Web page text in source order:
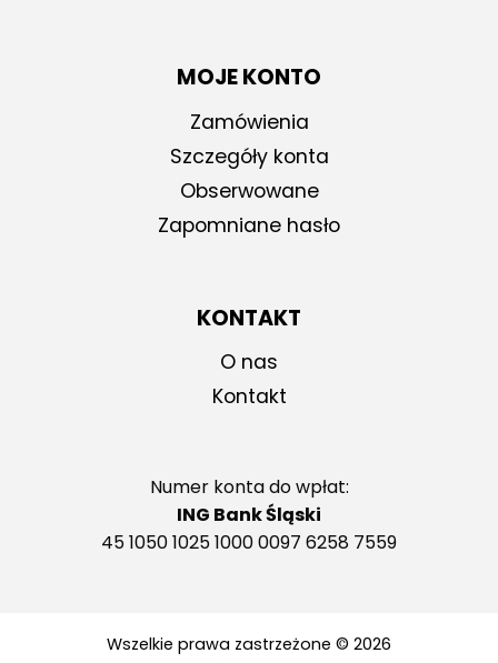
MOJE KONTO
Zamówienia
Szczegóły konta
Obserwowane
Zapomniane hasło
KONTAKT
O nas
Kontakt
Numer konta do wpłat:
ING Bank Śląski
45 1050 1025 1000 0097 6258 7559
Wszelkie prawa zastrzeżone © 2026